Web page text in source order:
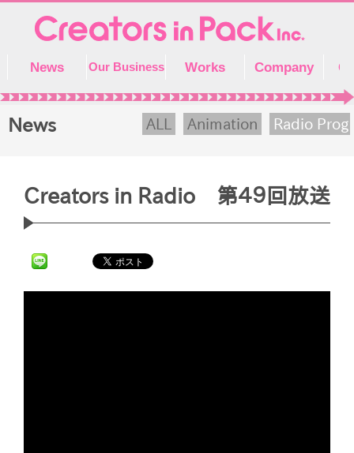
News Our Business Works Company
News ALL Animation Radio
Creators in Radio 第４９回放送